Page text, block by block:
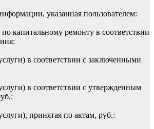
указанная пользователем:
капитальному ремонту в соответствии
в соответствии с заключенными
в соответствии с утвержденным
принятая по актам, руб.: